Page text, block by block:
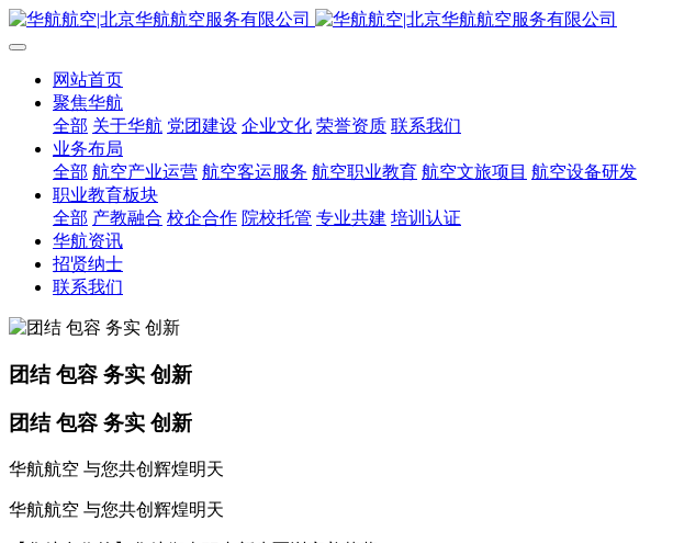
网站首页
聚焦华航
全部 关于华航 党团建设 企业文化 荣誉资质 联系我们
业务布局
全部 航空产业运营 航空客运服务 航空职业教育 航空文旅项目 航空设备研发
职业教育板块
全部 产教融合 校企合作 院校托管 专业共建 培训认证
华航资讯
招贤纳士
联系我们
团结 包容 务实 创新
团结 包容 务实 创新
华航航空 与您共创辉煌明天
华航航空 与您共创辉煌明天